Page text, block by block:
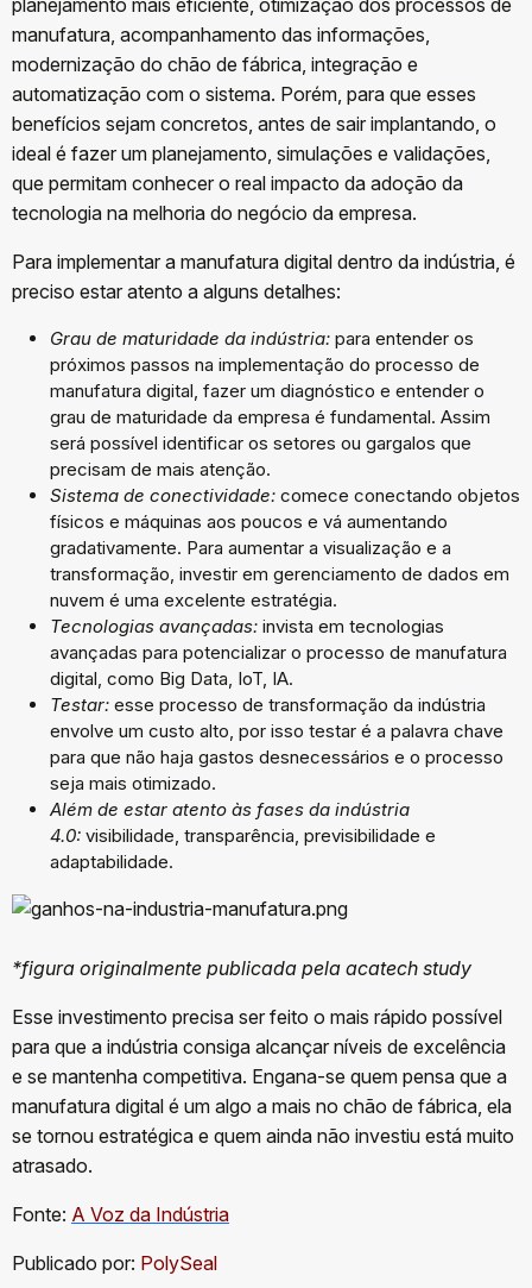
planejamento mais eficiente, otimização dos processos de
manufatura, acompanhamento das informações,
modernização do chão de fábrica, integração e
automatização com o sistema. Porém, para que esses
benefícios sejam concretos, antes de sair implantando, o
ideal é fazer um planejamento, simulações e validações,
que permitam conhecer o real impacto da adoção da
tecnologia na melhoria do negócio da empresa.
Para implementar a manufatura digital dentro da indústria, é
preciso estar atento a alguns detalhes:
Grau de maturidade da indústria: para entender os
próximos passos na implementação do processo de
manufatura digital, fazer um diagnóstico e entender o
grau de maturidade da empresa é fundamental. Assim
será possível identificar os setores ou gargalos que
precisam de mais atenção.
Sistema de conectividade: comece conectando objetos
físicos e máquinas aos poucos e vá aumentando
gradativamente. Para aumentar a visualização e a
transformação, investir em gerenciamento de dados em
nuvem é uma excelente estratégia.
Tecnologias avançadas: invista em tecnologias
avançadas para potencializar o processo de manufatura
digital, como Big Data, IoT, IA.
Testar: esse processo de transformação da indústria
envolve um custo alto, por isso testar é a palavra chave
para que não haja gastos desnecessários e o processo
seja mais otimizado.
Além de estar atento às fases da indústria
4.0: visibilidade, transparência, previsibilidade e
adaptabilidade.
*figura originalmente publicada pela acatech study
Esse investimento precisa ser feito o mais rápido possível
para que a indústria consiga alcançar níveis de excelência
e se mantenha competitiva. Engana-se quem pensa que a
manufatura digital é um algo a mais no chão de fábrica, ela
se tornou estratégica e quem ainda não investiu está muito
atrasado.
Fonte: A Voz da Indústria
Publicado por: PolySeal